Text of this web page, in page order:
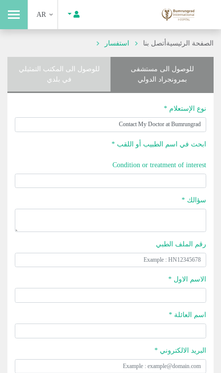
AR
الصفحة الرئيسيةأتصل بنا استفسار
للوصول الى مستشفى
بمرونجراد الدولي
للوصول الى المكتب التمثيلي
في بلدي
نوع الإستعلام *
ابحث في اسم الطبيب أو اللقب *
Condition or treatment of interest
سؤالك *
رقم الملف الطبي
الاسم الاول *
اسم العائلة *
البريد الالكتروني *